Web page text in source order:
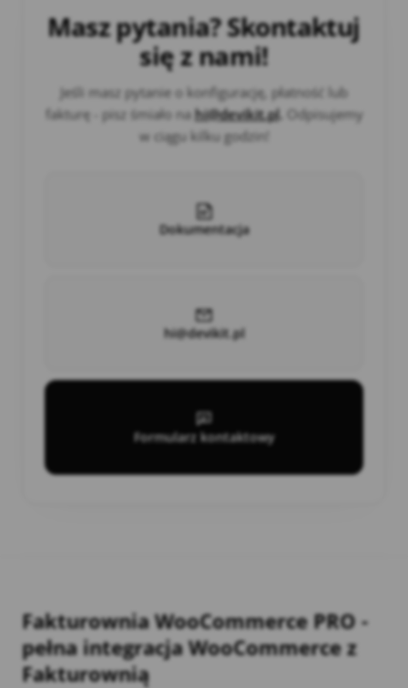
Masz pytania? Skontaktuj
się z nami!
Jeśli masz pytanie o konfigurację, płatność lub
fakturę - pisz śmiało na hi@devikit.pl.
Odpisujemy
w ciągu kilku godzin!
Dokumentacja
hi@devikit.pl
Formularz kontaktowy
Fakturownia WooCommerce PRO -
pełna integracja WooCommerce z
Fakturownią